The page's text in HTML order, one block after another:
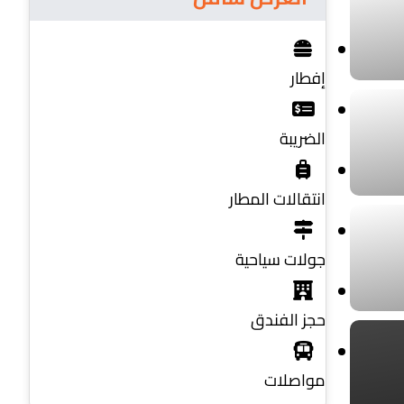
إفطار
الضريبة
انتقالات المطار
جولات سياحية
حجز الفندق
مواصلات